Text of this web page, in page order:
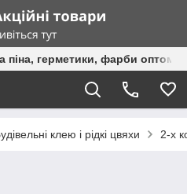
піна, герметики, фарби оптом
клею і рідкі цвяхи 2-х